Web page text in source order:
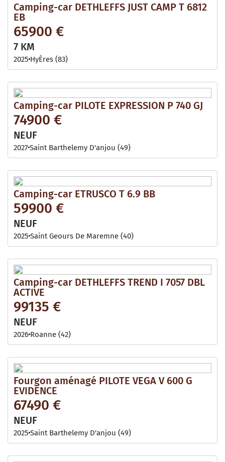
Camping-car DETHLEFFS JUST CAMP T 6812
EB
65900 €
7 KM
2025 HyÈres (83)
Camping-car PILOTE EXPRESSION P 740 GJ
74900 €
NEUF
2027Saint Barthelemy D'anjou (49)
Camping-car ETRUSCO T 6.9 BB
59900 €
NEUF
2025 Saint Geours De Maremne (40)
Camping-car DETHLEFFS TREND I 7057 DBL
ACTIVE
99135 €
NEUF
2026 Roanne (42)
Fourgon aménagé PILOTE VEGA V 600 G
EVIDENCE
67490 €
NEUF
2025 Saint Barthelemy D'anjou (49)